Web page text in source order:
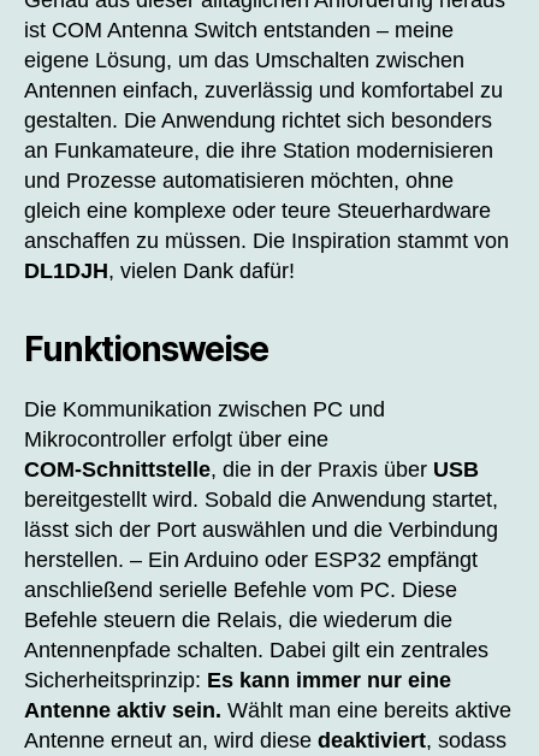
ist COM Antenna Switch entstanden – meine
eigene Lösung, um das Umschalten zwischen
Antennen einfach, zuverlässig und komfortabel zu
gestalten. Die Anwendung richtet sich besonders
an Funkamateure, die ihre Station modernisieren
und Prozesse automatisieren möchten, ohne
gleich eine komplexe oder teure Steuerhardware
anschaffen zu müssen. Die Inspiration stammt von
DL1DJH, vielen Dank dafür!
Funktionsweise
Die Kommunikation zwischen PC und
Mikrocontroller erfolgt über eine
COM‑Schnittstelle, die in der Praxis über USB
bereitgestellt wird. Sobald die Anwendung startet,
lässt sich der Port auswählen und die Verbindung
herstellen. – Ein Arduino oder ESP32 empfängt
anschließend serielle Befehle vom PC. Diese
Befehle steuern die Relais, die wiederum die
Antennenpfade schalten. Dabei gilt ein zentrales
Sicherheitsprinzip: Es kann immer nur eine
Antenne aktiv sein. Wählt man eine bereits aktive
Antenne erneut an, wird diese deaktiviert, sodass